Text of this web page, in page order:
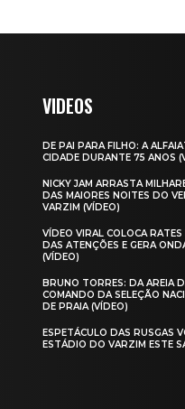
VIDEOS
DE PAI PARA FILHO: A
CIDADE DURANTE 75 ANOS
NICKY JAM ARRASTA
DAS MAIORES NOITES DO
VARZIM (VÍDEO)
VÍDEO VIRAL COLOCA
DAS ATENÇÕES E GERA
(VÍDEO)
BRUNO TORRES: DA AREIA
COMANDO DA SELEÇÃO
DE PRAIA (VÍDEO)
ESPETÁCULO DAS RUSGAS
ESTÁDIO DO VARZIM ESTE